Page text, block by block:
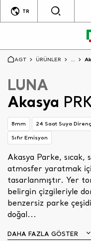
TR
AGT ÜRÜNLER ...
LUNA
Akasya
8mm 24 Saat Suya
Sıfır Emisyon
Akasya Parke, sıcak,
atmosfer yaratmak
tasarlanmıştır. Yer
belirgin çizgileriyle
benzersiz parke
doğal...
DAHA FAZLA GÖSTER